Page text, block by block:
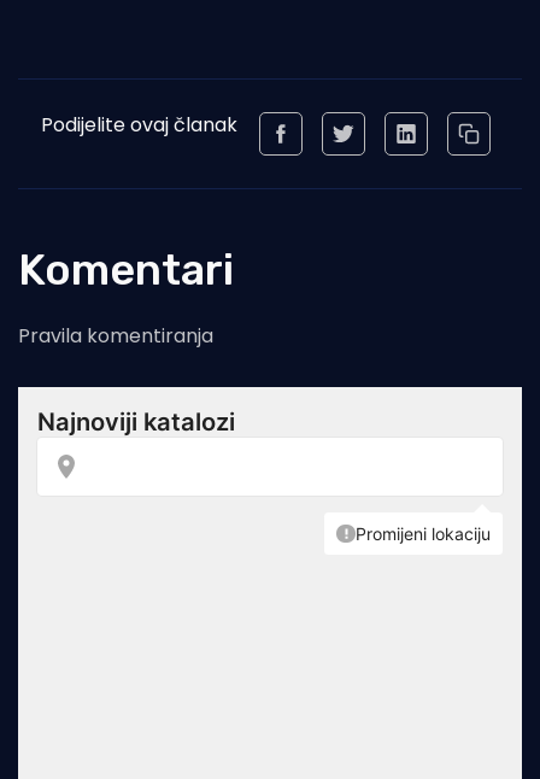
Podijelite ovaj članak
Komentari
Pravila komentiranja